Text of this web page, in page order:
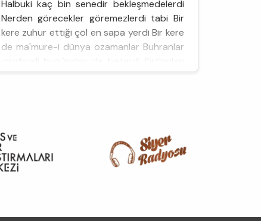
Halbuki kaç bin senedir bekleşmedelerdi
Nerden görecekler göremezlerdi tabi Bir
kere zuhur ettiği çöl en sapa yerdi Bir kere
de ma'mure-i dünya ozamanlar Buhranlar
geçmişti beşer yırtıcılıkta Dişsiz mi bir